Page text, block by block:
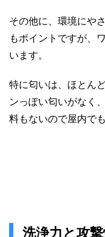
その他に、環境にや
もポイントですが、
います。
特に匂いは、ほとん
ンっぽい匂いがなく
料もないので屋内で
洗浄力と攻